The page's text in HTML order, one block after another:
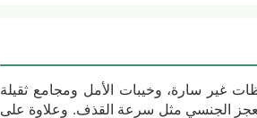
غير سارة، وخيبات الأمل ومجامع ثقيلة
الجنسي مثل سرعة القذف. وعلاوة على